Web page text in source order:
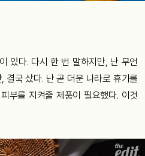
있다. 다시 한 번 말하지만, 난 무언
결국 샀다. 난 곧 더운 나라로 휴가를
부를 지켜줄 제품이 필요했다. 이것